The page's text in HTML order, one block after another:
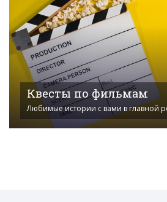
Квесты по фильмам
Любимые истории с вами в главной